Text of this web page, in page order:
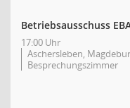
Betriebsausschuss
17:00 Uhr
Aschersleben,
Besprechungszimmer